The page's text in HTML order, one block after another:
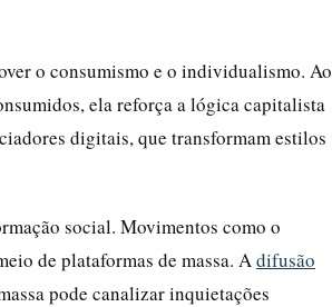
o consumismo e o individualismo. Ao
ela reforça a lógica capitalista
digitais, que transformam estilos
social. Movimentos como o
de plataformas de massa. A difusão
pode canalizar inquietações